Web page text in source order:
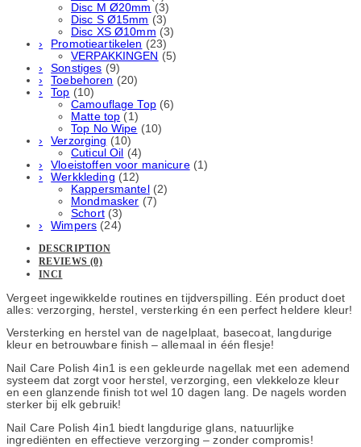
Disc M Ø20mm (3)
Disc S Ø15mm (3)
Disc XS Ø10mm (3)
Promotieartikelen (23)
VERPAKKINGEN (5)
Sonstiges (9)
Toebehoren (20)
Top (10)
Camouflage Top (6)
Matte top (1)
Top No Wipe (10)
Verzorging (10)
Cuticul Oil (4)
Vloeistoffen voor manicure (1)
Werkkleding (12)
Kappersmantel (2)
Mondmasker (7)
Schort (3)
Wimpers (24)
DESCRIPTION
REVIEWS (0)
INCI
Vergeet ingewikkelde routines en tijdverspilling. Eén product doet
alles: verzorging, herstel, versterking én een perfect heldere kleur!
Versterking en herstel van de nagelplaat, basecoat, langdurige
kleur en betrouwbare finish – allemaal in één flesje!
Nail Care Polish 4in1 is een gekleurde nagellak met een ademend
systeem dat zorgt voor herstel, verzorging, een vlekkeloze kleur
en een glanzende finish tot wel 10 dagen lang. De nagels worden
sterker bij elk gebruik!
Nail Care Polish 4in1 biedt langdurige glans, natuurlijke
ingrediënten en effectieve verzorging – zonder compromis!